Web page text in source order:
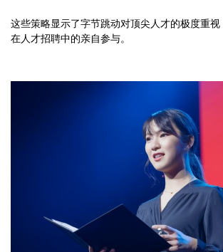
这些策略显示了字节跳动对顶尖人才的极度重视
在人才招聘中的亲自参与。